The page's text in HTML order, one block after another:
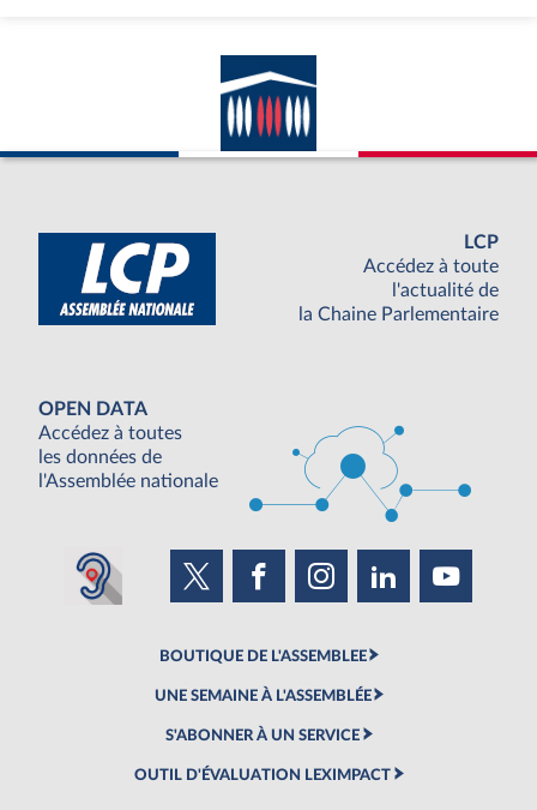
LCP
Accédez à toute
l'actualité de
la Chaine Parlementaire
OPEN DATA
Accédez à toutes
les données de
l'Assemblée nationale
BOUTIQUE DE L'ASSEMBLEE
UNE SEMAINE À L'ASSEMBLÉE
S'ABONNER À UN SERVICE
OUTIL D'ÉVALUATION LEXIMPACT